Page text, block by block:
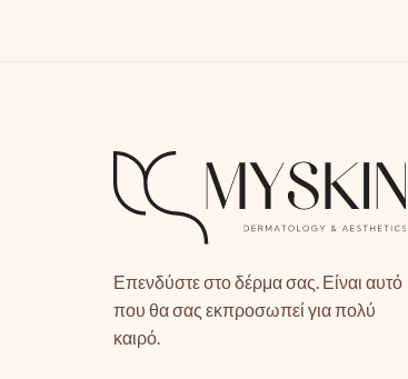
Επενδύστε στο δέρμα σας. Είναι αυτό
που θα σας εκπροσωπεί για πολύ
καιρό.